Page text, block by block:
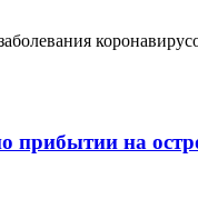
прибытии на